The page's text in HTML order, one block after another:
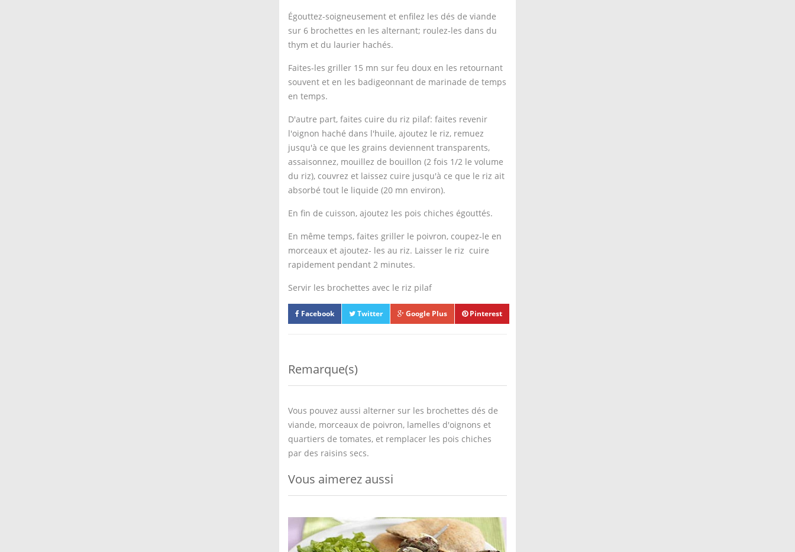
Égouttez-soigneusement et enfilez les dés de viande
sur 6 brochettes en les alternant; roulez-les dans du
thym et du laurier hachés.
Faites-les griller 15 mn sur feu doux en les retournant
souvent et en les badigeonnant de marinade de temps
en temps.
D'autre part, faites cuire du riz pilaf: faites revenir
l'oignon haché dans l'huile, ajoutez le riz, remuez
jusqu'à ce que les grains deviennent transparents,
assaisonnez, mouillez de bouillon (2 fois 1/2 le volume
du riz), couvrez et laissez cuire jusqu'à ce que le riz ait
absorbé tout le liquide (20 mn environ).
En fin de cuisson, ajoutez les pois chiches égouttés.
En même temps, faites griller le poivron, coupez-le en
morceaux et ajoutez- les au riz. Laisser le riz cuire
rapidement pendant 2 minutes.
Servir les brochettes avec le riz pilaf
Facebook Twitter Google Plus Pinterest
Remarque(s)
Vous pouvez aussi alterner sur les brochettes dés de
viande, morceaux de poivron, lamelles d'oignons et
quartiers de tomates, et remplacer les pois chiches
par des raisins secs.
Vous aimerez aussi